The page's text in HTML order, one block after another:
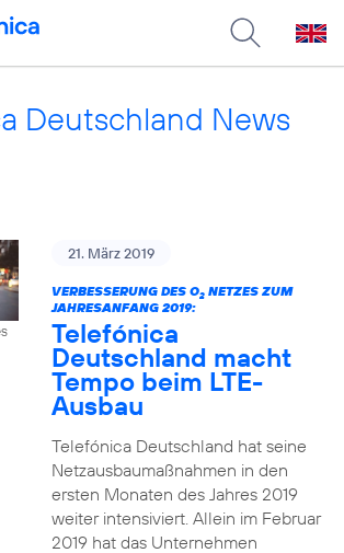
Deutschland News
21. März 2019
VERBESSERUNG DES O2NETZES ZUM
JAHRESANFANG 2019:
Telefónica
Deutschland macht
Tempo beim LTE-
Ausbau
Telefónica Deutschland hat seine
Netzausbaumaßnahmen in den
ersten Monaten des Jahres 2019
weiter intensiviert. Allein im Februar
2019 hat das Unternehmen